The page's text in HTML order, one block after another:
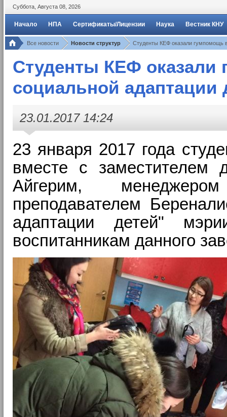
Суббота Августа 08 2026
Начало НПА Сертификаты/Лицензии Наука Вестник КНУ
Все новости Новости структур Студенты КЕФ оказали гумпомощь
Студенты КЕФ оказали
социальной адаптации
23.01.2017 14:24
23 января 2017 года
вместе с заместителем
Айгерим,
преподавателем
адаптации детей"
воспитанникам данного